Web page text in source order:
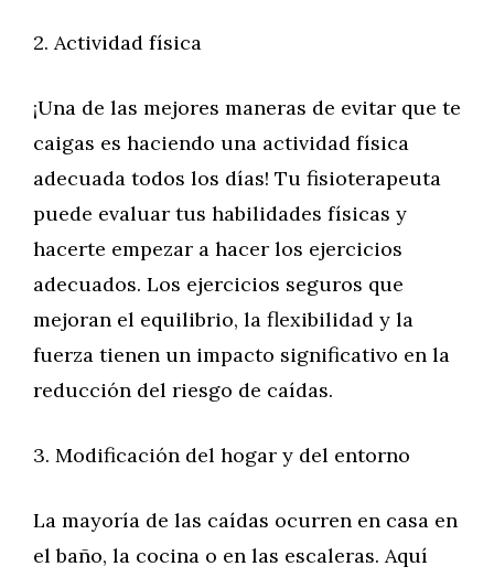
2. Actividad física
¡Una de las mejores maneras de evitar que te
caigas es haciendo una actividad física
adecuada todos los días! Tu fisioterapeuta
puede evaluar tus habilidades físicas y
hacerte empezar a hacer los ejercicios
adecuados. Los ejercicios seguros que
mejoran el equilibrio, la flexibilidad y la
fuerza tienen un impacto significativo en la
reducción del riesgo de caídas.
3. Modificación del hogar y del entorno
La mayoría de las caídas ocurren en casa en
el baño, la cocina o en las escaleras. Aquí